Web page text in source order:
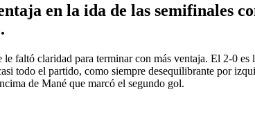
en la ida de las semifinales
le faltó claridad para terminar con más ventaja. El 2-0
todo el partido, como siempre desequilibrante por
de Mané que marcó el segundo gol.